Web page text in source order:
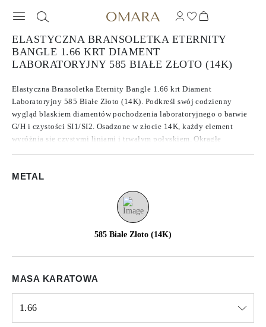
ELASTYCZNA BRANSOLETKA ETERNITY
BANGLE 1.66 KRT DIAMENT
LABORATORYJNY 585 BIAŁE ZŁOTO (14K)
Elastyczna Bransoletka Eternity Bangle 1.66 krt Diament
Laboratoryjny 585 Białe Złoto (14K). Podkreśl swój codzienny
wygląd blaskiem diamentów pochodzenia laboratoryjnego o barwie
G/H i czystości SI1/SI2. Osadzone w złocie 14K, każdy element
wyróżnia się czystymi liniami i trwałym połyskiem. Okrągłe
METAL
585 Białe Złoto (14K)
MASA KARATOWA
1.66